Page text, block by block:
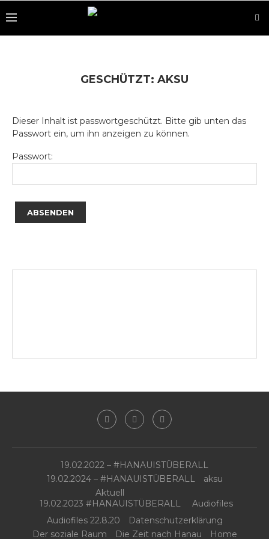
GESCHÜTZT: AKSU
Dieser Inhalt ist passwortgeschützt. Bitte gib unten das
Passwort ein, um ihn anzeigen zu können.
Passwort:
19.02.2022 – #HANAUISTÜBERALL
19.02.2024 – #HANAUISTÜBERALL
aksu
Aktuell
19.02.2023 #HANAUISTÜBERALL
Audiofiles
Audiofiles 22.8.20
Datenschutzerklärung
Der soziale Raum
Die Zeit nach Hanau Home